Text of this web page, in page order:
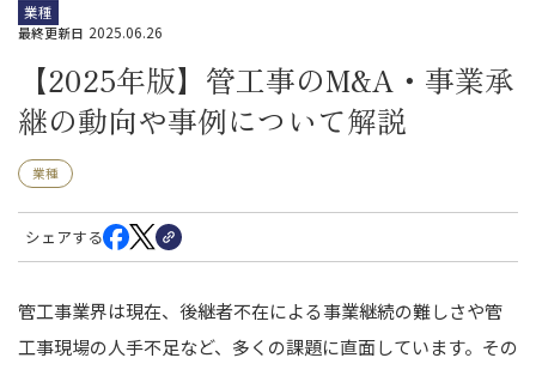
業種
最終更新日 2025.06.26
【2025年版】管工事のM&A・事業承
継の動向や事例について解説
業種
シェアする
管工事業界は現在、後継者不在による事業継続の難しさや管
工事現場の人手不足など、多くの課題に直面しています。その